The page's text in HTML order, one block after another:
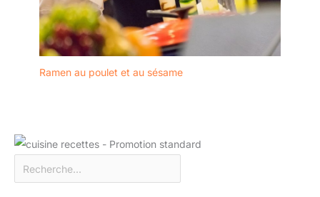
POLYVALENT ET
ÉCONOMISEUR DE
TEMPS : Le Cuiseur
Vapeur Bambou Oungy
est idéal pour cuire à la
Les 3 étages permettent
de cuisiner plusieurs
Ramen au poulet et au sésame